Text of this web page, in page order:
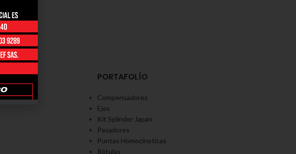
PORTAFOLÍO
Compensadores
Ejes
Kit Splinder Japan
Pasadores
Puntas Homocineticas
Rótulas